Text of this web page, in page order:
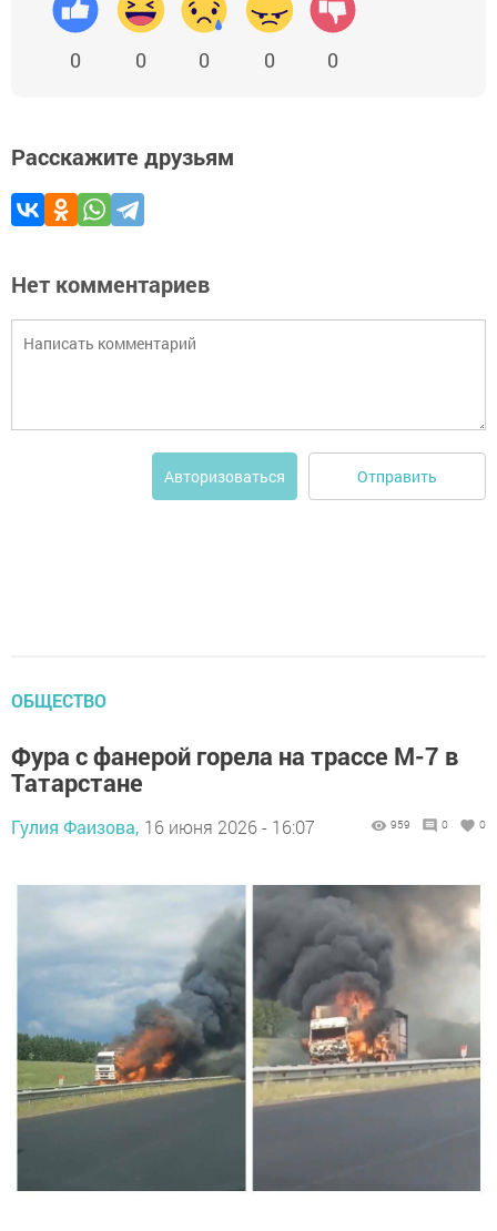
0 0 0 0 0
Расскажите друзьям
Нет комментариев
Авторизоваться Отправить
ОБЩЕСТВО
Фура с фанерой горела на трассе М-7 в
Татарстане
Гулия Фаизова, 16 июня 2026 - 16:07 959 0 0